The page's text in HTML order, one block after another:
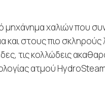
μηχάνημα χαλιών που
στους πιο σκληρούς
τις κολλώδεις
ατμού